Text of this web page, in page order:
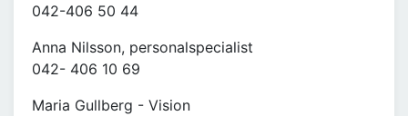
042-406 50 44
Anna Nilsson, personalspecialist
042- 406 10 69
Maria Gullberg - Vision